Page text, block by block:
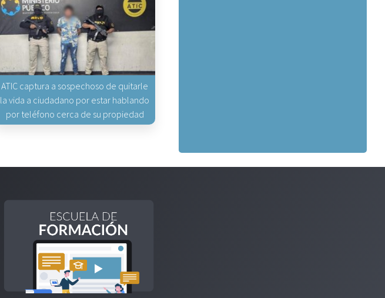
ATIC captura a sospechoso de quitarle
la vida a ciudadano por estar hablando
por teléfono cerca de su propiedad